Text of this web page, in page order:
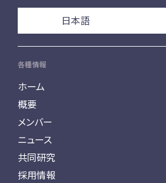
日本語
各種情報
ホーム
概要
メンバー
ニュース
共同研究
採用情報